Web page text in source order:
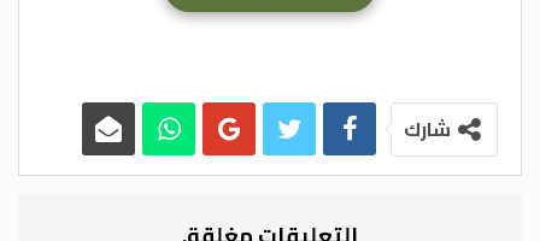
وأرجع العاملون تنامي الطلب على الدينار، إلى
شارك